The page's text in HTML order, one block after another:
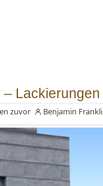
–
zuvor Benjamin